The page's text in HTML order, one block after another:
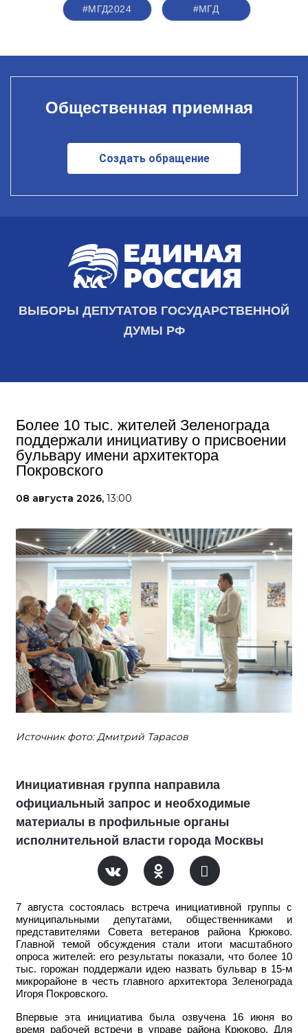
#МГД2024 #МГД
Общественная приемная
Создать обращение
ВЫБОРЫ ДЕПУТАТОВ ГОСУДАРСТВЕННОЙ
ДУМЫ РФ
Более 10 тыс. жителей Зеленограда
поддержали инициативу о присвоении
бульвару имени архитектора
Покровского
08 августа 2026, 13:00
Источник фото: Дмитрий Тарасов
Инициативная группа направила
официальный запрос и необходимые
материалы в профильные органы
исполнительной власти города Москвы
7 августа состоялась встреча инициативной группы с
муниципальными депутатами, общественниками и
представителями Совета ветеранов района Крюково.
Главной темой обсуждения стали итоги масштабного
опроса жителей: его результаты показали, что более 10
тыс. горожан поддержали идею назвать бульвар в 15-м
микрорайоне в честь главного архитектора Зеленограда
Игоря Покровского.
Впервые эта инициатива была озвучена 16 июня во
время рабочей встречи в управе района Крюково. Для